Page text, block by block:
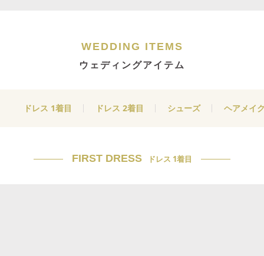
WEDDING ITEMS
ウェディングアイテム
ドレス 1着目 ドレス 2着目 シューズ ヘアメイ
FIRST DRESS ドレス 1着目